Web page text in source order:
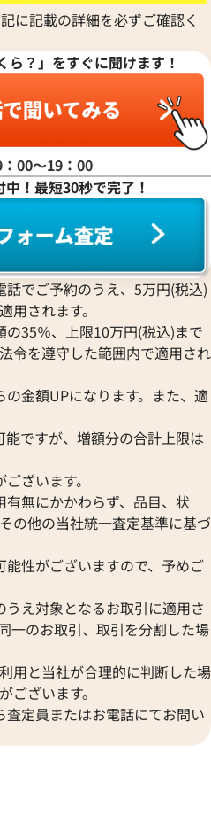
ロレックス デイトジャスト
ワイト文字盤
参考買取価格
2,790,000円
※2025年12月時点の参考買取
ロレックス デイトジャスト
参考買取価格
1,974,000円
※2024年6月9日時点の参考買
に記載の詳細を必ずご確認く
ら？」をすぐに聞けます！
00〜19：00
！最短30秒で完了！
でご予約のうえ、5万円(税込)
用されます。
35％、上限10万円(税込)まで
令を遵守した範囲内で適用され
金額UPになります。また、適
ですが、増額分の合計上限は
ざいます。
無にかかわらず、品目、状
の他の当社統一査定基準に基づ
性がございますので、予めご
え対象となるお取引に適用さ
一のお取引、取引を分割した場
用と当社が合理的に判断した場
ございます。
定員またはお電話にてお問い